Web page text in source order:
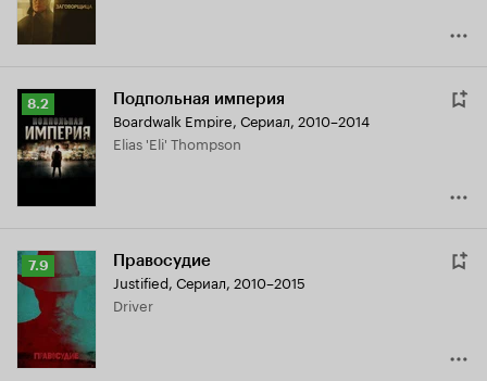
Рейтинг
Кинопоиска
8.2
8.2 Подпольная империя
Boardwalk Empire, Сериал, 2010–2014
Elias 'Eli' Thompson
Рейтинг
Кинопоиска
7.9
7.9 Правосудие
Justified, Сериал, 2010–2015
Driver